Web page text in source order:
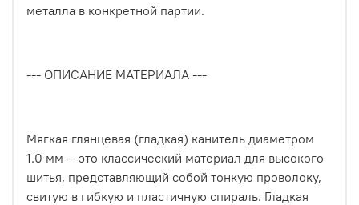
металла в конкретной партии.
--- ОПИСАНИЕ МАТЕРИАЛА ---
Мягкая глянцевая (гладкая) канитель диаметром
1.0 мм — это классический материал для высокого
шитья, представляющий собой тонкую проволоку,
свитую в гибкую и пластичную спираль. Гладкая